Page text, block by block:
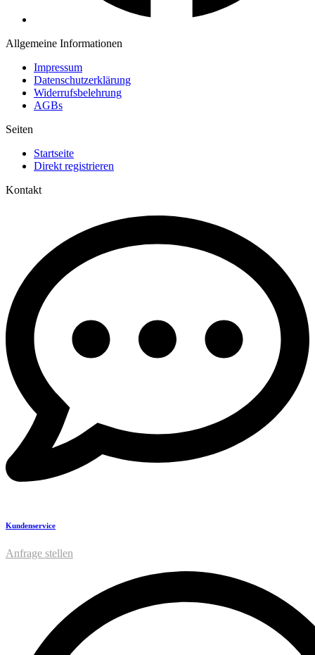
Allgemeine Informationen
Impressum
Datenschutzerklärung
Widerrufsbelehrung
AGBs
Seiten
Startseite
Direkt registrieren
Kontakt
Kundenservice
Anfrage stellen